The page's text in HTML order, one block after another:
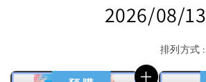
2026/08/13
排列方式 :